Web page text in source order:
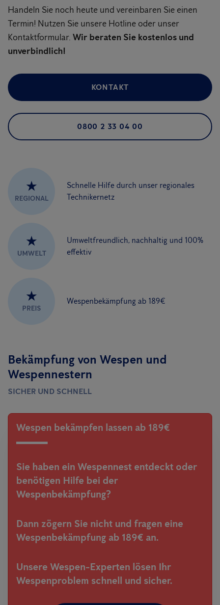
Handeln Sie noch heute und vereinbaren Sie einen
Termin! Nutzen Sie unsere Hotline oder unser
Kontaktformular. Wir beraten Sie kostenlos und
unverbindlich!
KONTAKT
0800 2 33 04 00
★
REGIONAL
Schnelle Hilfe durch unser regionales
Technikernetz
★
UMWELT
Umweltfreundlich, nachhaltig und 100%
effektiv
★
PREIS
Wespenbekämpfung ab 189€
Bekämpfung von Wespen und
Wespennestern
SICHER UND SCHNELL
Wespen bekämpfen lassen ab 189€
Sie haben ein Wespennest entdeckt oder
benötigen Hilfe bei der
Wespenbekämpfung?
Dann zögern Sie nicht und fragen eine
Wespenbekämpfung ab 189€ an.
Unsere Wespen-Experten lösen Ihr
Wespenproblem schnell und sicher.